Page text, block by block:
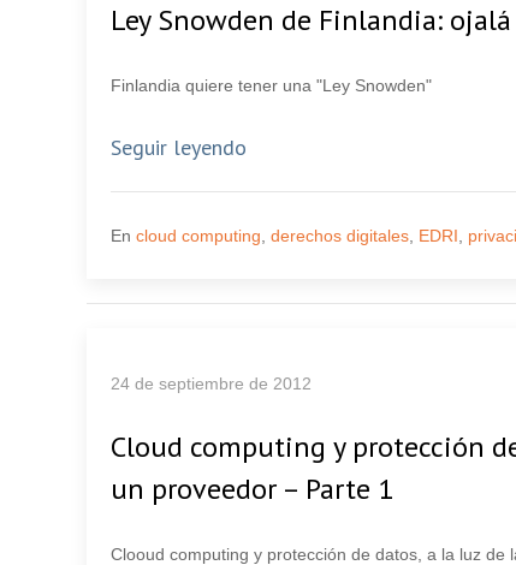
Ley Snowden de Finlandia:
Finlandia quiere tener una "Ley Snowden"
Seguir leyendo
En cloud computing derechos digitales EDRI
24 de septiembre de 2012
Cloud computing y protección
un proveedor – Parte 1
Clooud computing y protección de datos, a la luz de